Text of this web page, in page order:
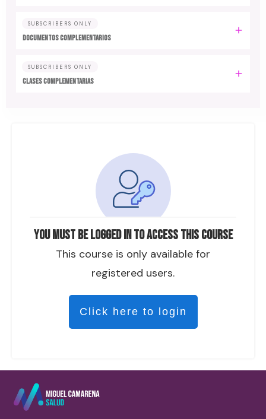
You must be logged in to access this course
This course is only available for
registered users.
Click here to login
SUBSCRIBERS ONLY
DOCUMENTOS COMPLEMENTARIOS
SUBSCRIBERS ONLY
CLASES COMPLEMENTARIAS